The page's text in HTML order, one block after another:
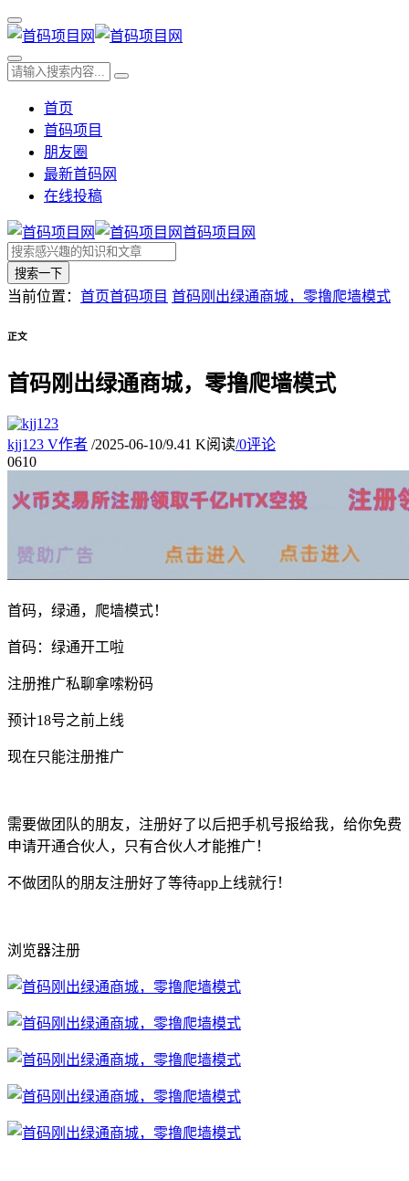
首页
首码项目
朋友圈
最新首码网
在线投稿
首码项目网
搜索一下
当前位置： 首页首码项目 首码刚出绿通商城，零撸爬墙模式
正文
首码刚出绿通商城，零撸爬墙模式
kjj123 V作者 /2025-06-10/9.41 K阅读/0评论
0610
首码，绿通，爬墙模式！
首码：绿通开工啦
注册推广私聊拿嗦粉码
预计18号之前上线
现在只能注册推广
需要做团队的朋友，注册好了以后把手机号报给我，给你免费
申请开通合伙人，只有合伙人才能推广！
不做团队的朋友注册好了等待app上线就行！
浏览器注册